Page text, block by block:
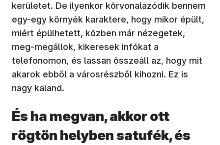
kerületet. De ilyenkor körvonalazódik bennem
egy-egy környék karaktere, hogy mikor épült,
miért épülhetett, közben már nézegetek,
meg-megállok, kikeresek infókat a
telefonomon, és lassan összeáll az, hogy mit
akarok ebből a városrészből kihozni. Ez is
nagy kaland.
És ha megvan, akkor ott
rögtön helyben satufék, és